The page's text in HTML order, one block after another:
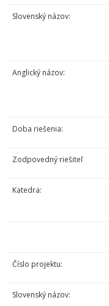
Slovenský názov:
Anglický názov:
Doba riešenia:
Zodpovedný riešiteľ
Katedra:
Číslo projektu:
Slovenský názov: